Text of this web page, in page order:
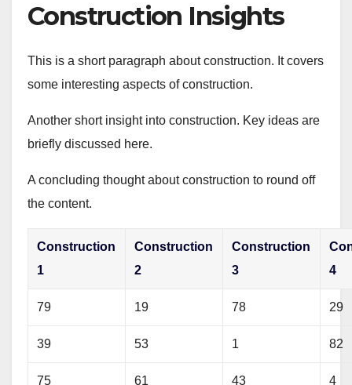
Construction Insights
This is a short paragraph about construction. It covers
some interesting aspects of construction.
Another short insight into construction. Key ideas are
briefly discussed here.
A concluding thought about construction to round off
the content.
Construction
1
Construction
2
Construction
3
4
79 19 78 29
39 53 1 82
75 61 43 4